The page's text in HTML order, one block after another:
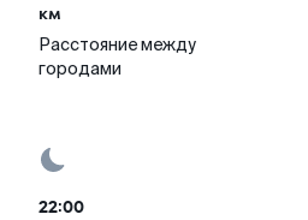
км
Расстояние между
городами
22:00